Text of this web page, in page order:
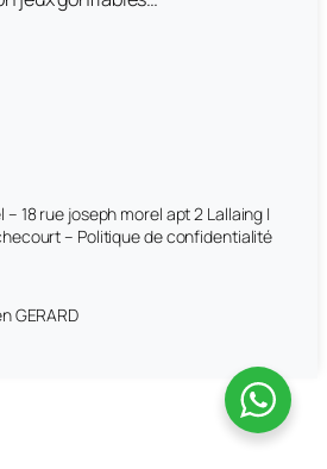
18 rue joseph morel apt 2 Lallaing |
– Politique de confidentialité
GERARD